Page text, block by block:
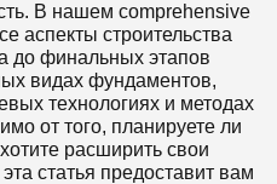
В нашем comprehensive
аспекты строительства
до финальных этапов
видах фундаментов,
технологиях и методах
от того, планируете ли
расширить свои
статья предоставит вам